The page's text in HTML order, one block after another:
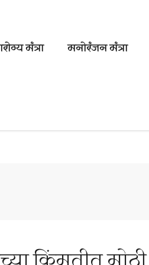
मंत्रा मनोरंजन मंत्रा